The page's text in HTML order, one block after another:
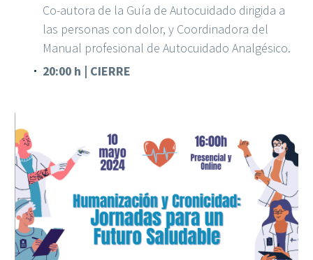
Co-autora de la Guía de Autocuidado dirigida a
las personas con dolor, y Coordinadora del
Manual profesional de Autocuidado Analgésico.
20:00 h | CIERRE